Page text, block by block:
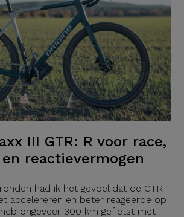
III GTR: R voor race,
reactievermogen
had ik het gevoel dat de GTR
accelereren en beter reageerde op
heb ongeveer 300 km gefietst met